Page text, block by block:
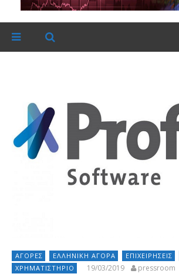
ΑΓΟΡΈΣ ΕΛΛΗΝΙΚΉ ΑΓΟΡΆ ΕΠΙΧΕΙΡΉΣΕΙΣ
ΧΡΗΜΑΤΙΣΤΉΡΙΟ
19/03/2019 pressroom